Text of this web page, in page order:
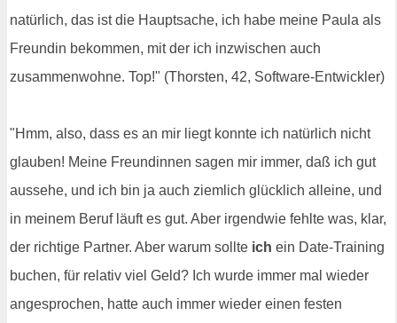
natürlich, das ist die Hauptsache, ich habe meine Paula als
Freundin bekommen, mit der ich inzwischen auch
zusammenwohne. Top!" (Thorsten, 42, Software-Entwickler)
"Hmm, also, dass es an mir liegt konnte ich natürlich nicht
glauben! Meine Freundinnen sagen mir immer, daß ich gut
aussehe, und ich bin ja auch ziemlich glücklich alleine, und
in meinem Beruf läuft es gut. Aber irgendwie fehlte was, klar,
der richtige Partner. Aber warum sollte ich ein Date-Training
buchen, für relativ viel Geld? Ich wurde immer mal wieder
angesprochen, hatte auch immer wieder einen festen